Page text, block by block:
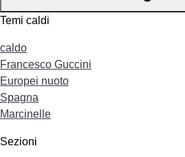
Temi caldi
caldo
Francesco Guccini
Europei nuoto
Spagna
Marcinelle
Sezioni